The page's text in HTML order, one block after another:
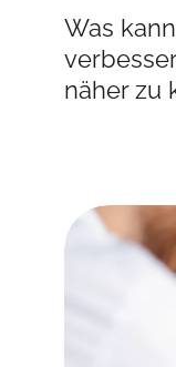
Was
näher zu